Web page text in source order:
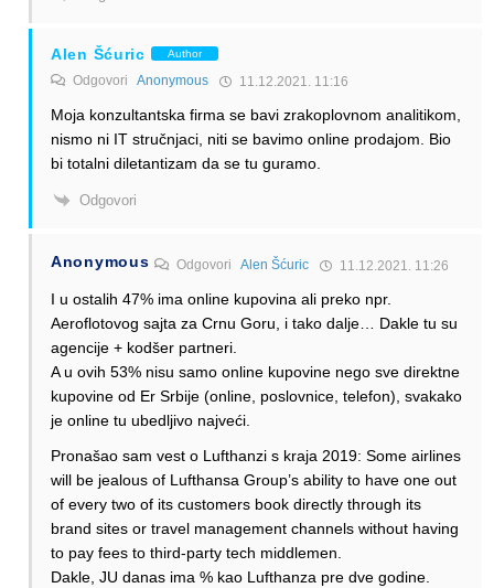
Alen Šćuric Author
Odgovori Anonymous 11.12.2021. 11:16
Moja konzultantska firma se bavi zrakoplovnom analitikom,
nismo ni IT stručnjaci, niti se bavimo online prodajom. Bio
bi totalni diletantizam da se tu guramo.
Odgovori
Anonymous OdgovoriAlen Šćuric 11.12.2021. 11:26
I u ostalih 47% ima online kupovina ali preko npr.
Aeroflotovog sajta za Crnu Goru, i tako dalje… Dakle tu su
agencije + kodšer partneri.
A u ovih 53% nisu samo online kupovine nego sve direktne
kupovine od Er Srbije (online, poslovnice, telefon), svakako
je online tu ubedljivo najveći.
Pronašao sam vest o Lufthanzi s kraja 2019: Some airlines
will be jealous of Lufthansa Group’s ability to have one out
of every two of its customers book directly through its
brand sites or travel management channels without having
to pay fees to third-party tech middlemen.
Dakle, JU danas ima % kao Lufthanza pre dve godine.